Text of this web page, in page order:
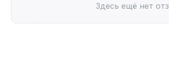
Здесь ещё нет